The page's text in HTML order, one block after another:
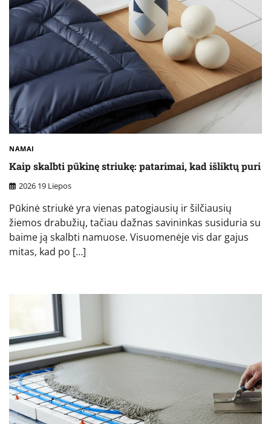
NAMAI
Kaip skalbti pūkinę striukę: patarimai, kad išliktų puri
2026 19 Liepos
Pūkinė striukė yra vienas patogiausių ir šilčiausių
žiemos drabužių, tačiau dažnas savininkas susiduria su
baime ją skalbti namuose. Visuomenėje vis dar gajus
mitas, kad po […]